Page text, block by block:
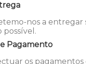
nos a entregar
possível.
Pagamento
os pagamentos